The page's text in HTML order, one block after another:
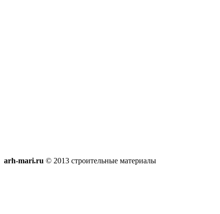
arh-mari.ru © 2013 строительные материалы